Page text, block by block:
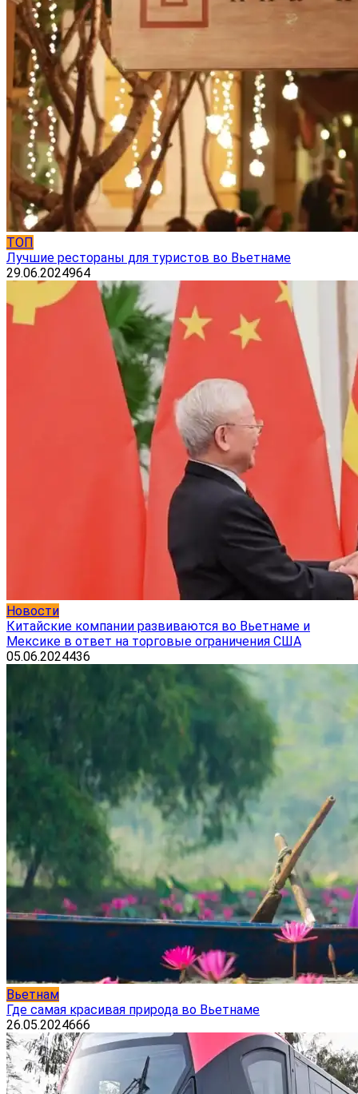
ТОП
Лучшие рестораны для туристов во Вьетнаме
29.06.2024964
Новости
Китайские компании развиваются во Вьетнаме и
Мексике в ответ на торговые ограничения США
05.06.2024436
Вьетнам
Где самая красивая природа во Вьетнаме
26.05.2024666